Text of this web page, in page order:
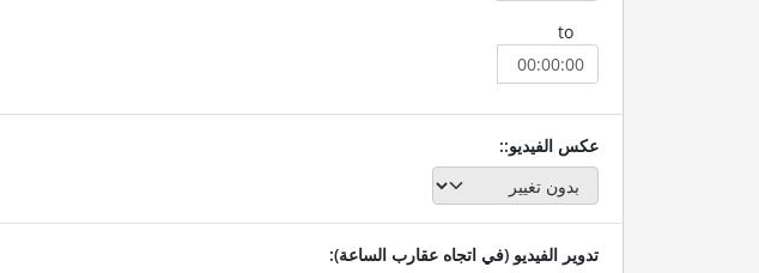
to
عكس الفيديو::
تدوير الفيديو (في اتجاه عقارب الساعة):